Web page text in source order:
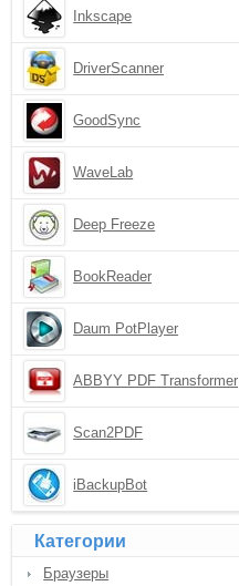
Inkscape
DriverScanner
GoodSync
WaveLab
Deep Freeze
BookReader
Daum PotPlayer
ABBYY PDF Transformer
Scan2PDF
iBackupBot
Категории
Браузеры